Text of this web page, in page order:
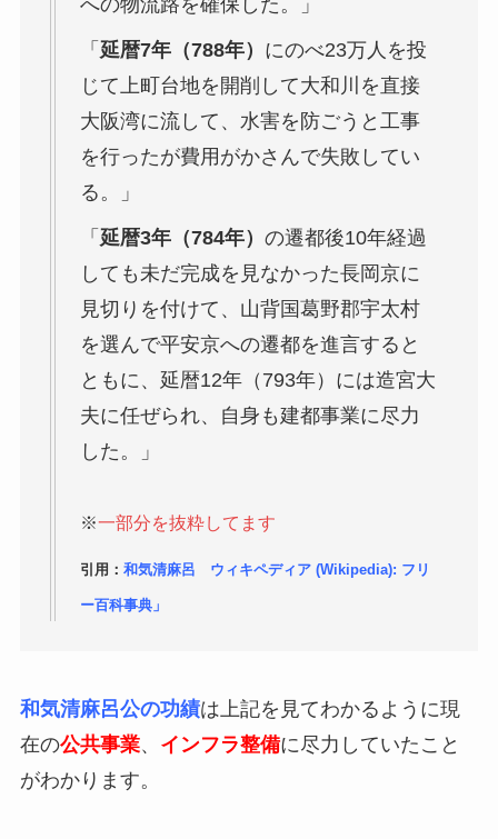
への物流路を確保した。」
「 延暦7年（788年） にのべ23万人を投
じて上町台地を開削して大和川を直接
大阪湾に流して、水害を防ごうと工事
を行ったが費用がかさんで失敗してい
る。」
「 延暦3年（784年） の遷都後10年経過
しても未だ完成を見なかった長岡京に
見切りを付けて、山背国葛野郡宇太村
を選んで平安京への遷都を進言すると
ともに、延暦12年（793年）には造宮大
夫に任ぜられ、自身も建都事業に尽力
した。」
※一部分を抜粋してます
引用： 和気清麻呂 ウィキペディア (Wikipedia): フリ
ー百科事典」
和気清麻呂公の功績は上記を見てわかるように現
在の公共事業、 インフラ整備に尽力していたこと
がわかります。